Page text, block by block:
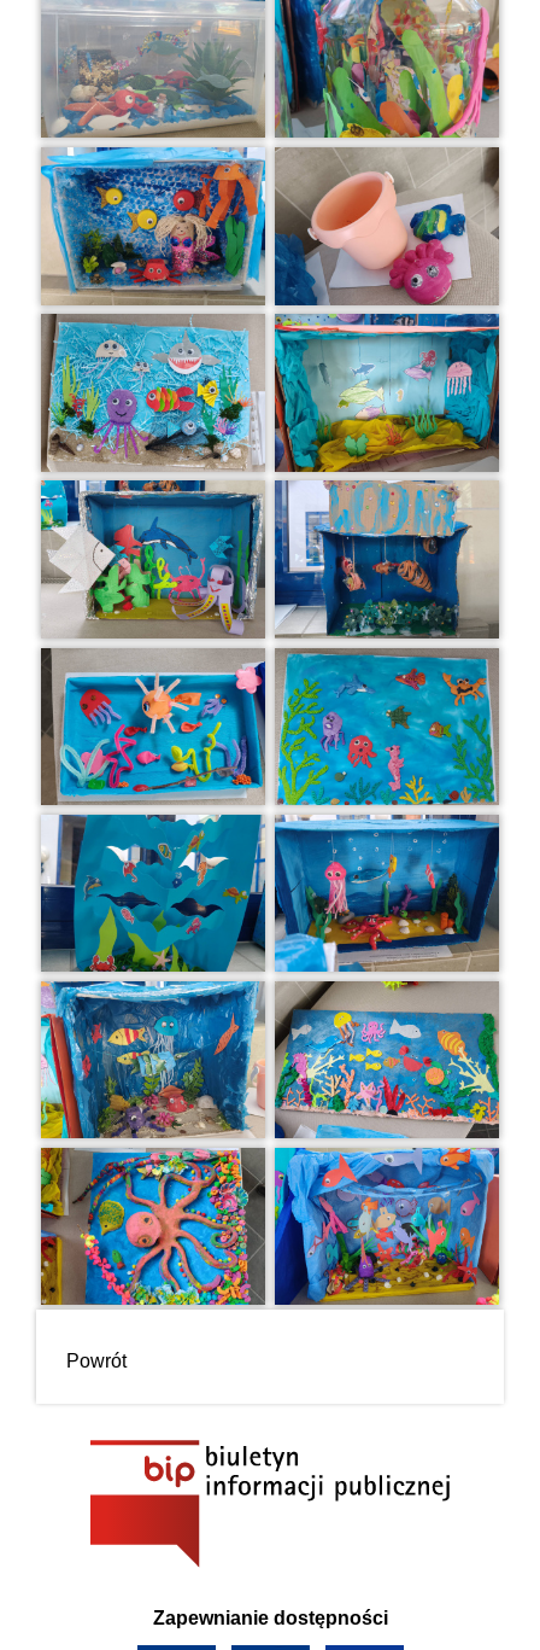
Powrót
Zapewnianie dostępności